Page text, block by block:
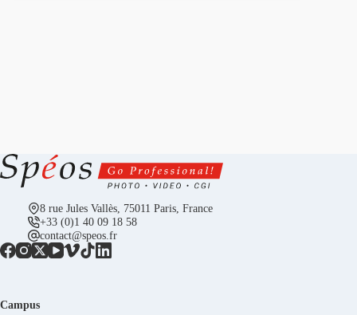
8 rue Jules Vallès, 75011 Paris, France
+33 (0)1 40 09 18 58
contact@speos.fr
Campus